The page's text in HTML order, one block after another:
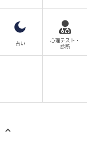
占い
心理テスト・
診断